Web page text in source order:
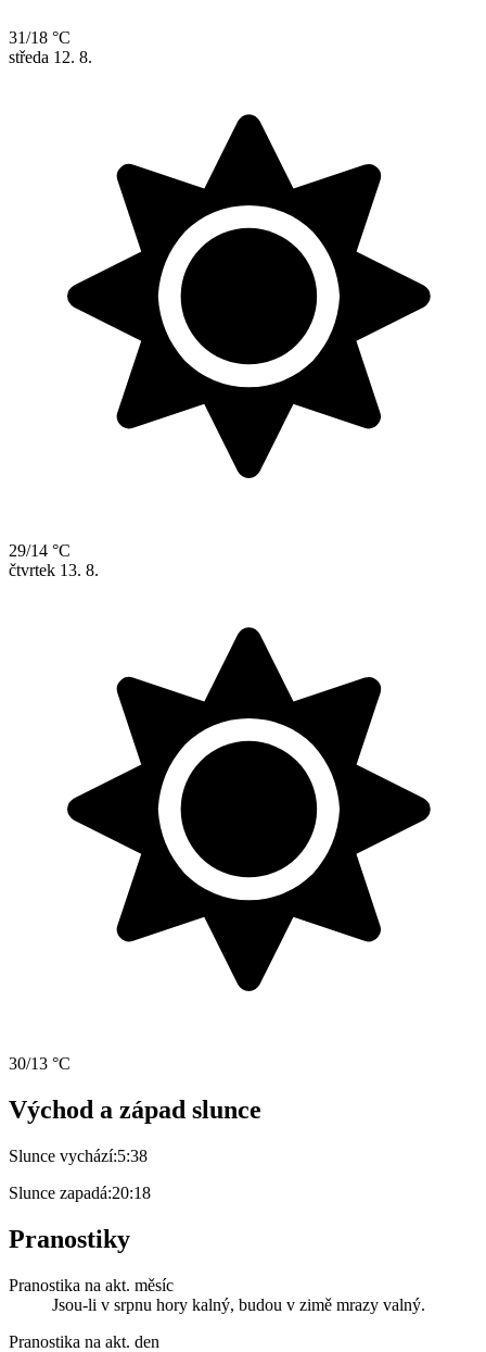
31/18 °C
středa 12. 8.
29/14 °C
čtvrtek 13. 8.
30/13 °C
Východ a západ slunce
Slunce vychází:5:38
Slunce zapadá:20:18
Pranostiky
Pranostika na akt. měsíc
Jsou-li v srpnu hory kalný, budou v zimě mrazy valný.
Pranostika na akt. den